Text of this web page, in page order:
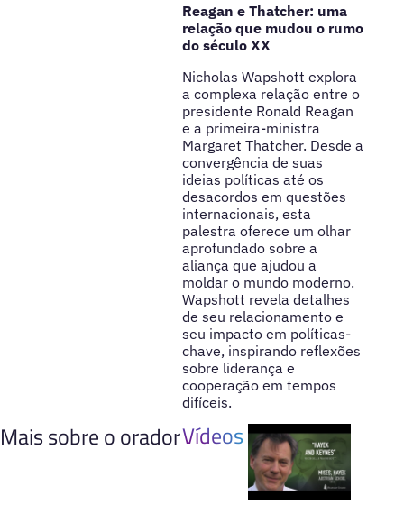
Reagan e Thatcher: uma
relação que mudou o rumo
do século XX
Nicholas Wapshott explora
a complexa relação entre o
presidente Ronald Reagan
e a primeira-ministra
Margaret Thatcher. Desde a
convergência de suas
ideias políticas até os
desacordos em questões
internacionais, esta
palestra oferece um olhar
aprofundado sobre a
aliança que ajudou a
moldar o mundo moderno.
Wapshott revela detalhes
de seu relacionamento e
seu impacto em políticas-
chave, inspirando reflexões
sobre liderança e
cooperação em tempos
difíceis.
Mais sobre o oradorVídeos